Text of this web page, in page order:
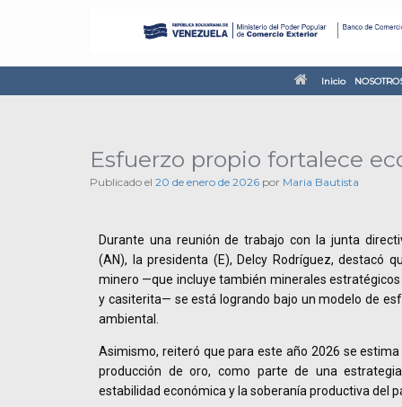
Inicio
Esfuerzo propio fortalece
Publicado el 20 de enero de 2026 por Maria Bautista
Durante una reunión de trabajo con la junta
(AN), la presidenta (E), Delcy Rodríguez, destacó
minero —que incluye también minerales
y casiterita— se está logrando bajo un modelo de
ambiental.
Asimismo, reiteró que para este año 2026 se
producción de oro, como parte de una
estabilidad económica y la soberanía productiva del